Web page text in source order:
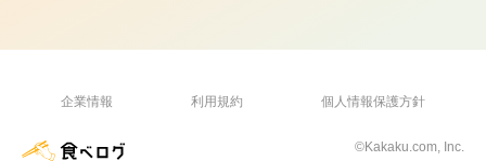
企業情報 利用規約 個人情報保護方針
©Kakaku.com, Inc.